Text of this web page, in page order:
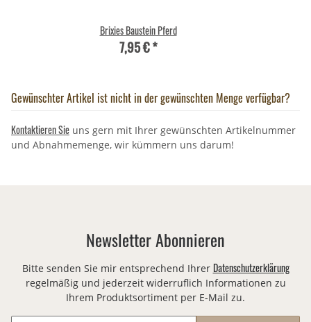
Brixies Baustein Pferd
7,95 €*
Gewünschter Artikel ist nicht in der gewünschten Menge verfügbar?
Kontaktieren Sie uns gern mit Ihrer gewünschten Artikelnummer
und Abnahmemenge, wir kümmern uns darum!
Newsletter Abonnieren
Bitte senden Sie mir entsprechend Ihrer Datenschutzerklärung
regelmäßig und jederzeit widerruflich Informationen zu
Ihrem Produktsortiment per E-Mail zu.